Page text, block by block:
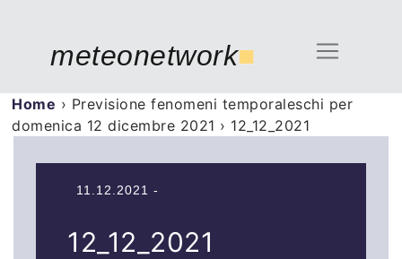
meteonetwork■
Home › Previsione fenomeni temporaleschi per
domenica 12 dicembre 2021 › 12_12_2021
11.12.2021 -
12_12_2021